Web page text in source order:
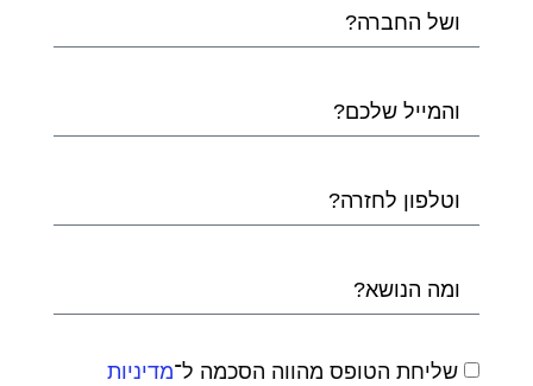
שליחת הטופס מהווה הסכמה ל־מדיניות